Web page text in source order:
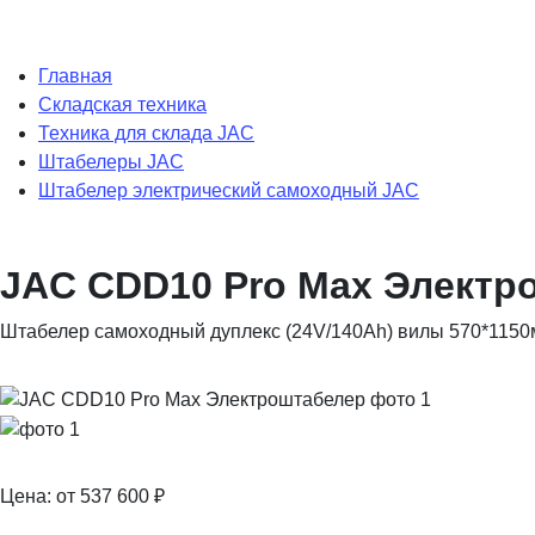
Главная
Складская техника
Техника для склада JAC
Штабелеры JAC
Штабелер электрический самоходный JAC
JAC CDD10 Pro Max
Штабелер самоходный дуплекс (24V/140Ah) вилы
Цена: от 537 600 ₽